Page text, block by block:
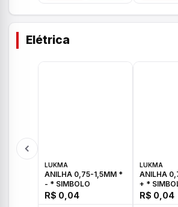
Elétrica
LUKMA
ANILHA 0,75-1,5MM *
- * SIMBOLO
R$ 0,04
LUKMA
ANILHA
+ *
R$ 0,04